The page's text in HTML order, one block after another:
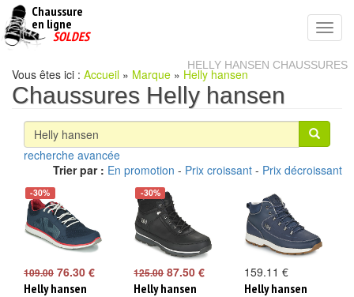
Chaussure
en ligne
pas
SOLDES
HELLY HANSEN CHAUSSURES
Vous êtes ici : Accueil » Marque » Helly hansen
Chaussures Helly hansen
recherche avancée
Trier par : En promotion - Prix croissant - Prix décroissant
-30%
109.00 76.30 €
Helly hansen
-30%
125.0087.50 €
Helly hansen
159.11 €
Helly hansen